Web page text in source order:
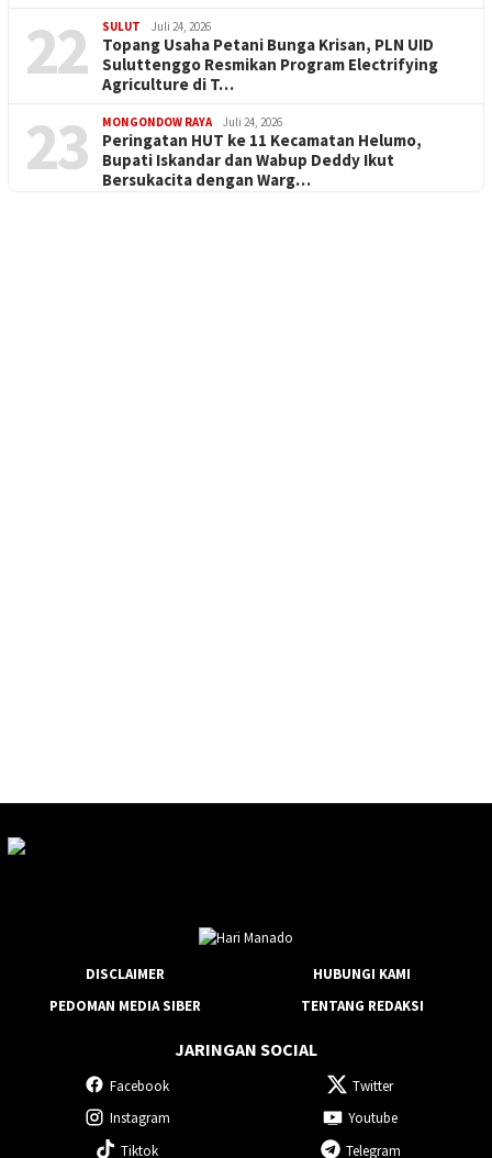
22 SULUT Juli 24, 2026
Topang Usaha Petani Bunga Krisan, PLN UID
Suluttenggo Resmikan Program Electrifying
Agriculture di T…
23 MONGONDOW RAYA Juli 24, 2026
Peringatan HUT ke 11 Kecamatan Helumo,
Bupati Iskandar dan Wabup Deddy Ikut
Bersukacita dengan Warg…
DISCLAIMER
HUBUNGI KAMI
PEDOMAN MEDIA SIBER
TENTANG REDAKSI
JARINGAN SOCIAL
Facebook
Twitter
Instagram
Youtube
Tiktok
Telegram